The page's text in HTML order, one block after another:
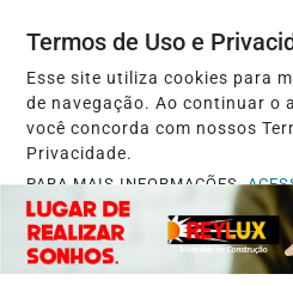
Ciência & Tecnologia
Política
Saúde
Cultura
Sobre
Termos de Uso e
Esse site utiliza cookies para
de navegação. Ao continuar o
você concorda com nossos
Privacidade.
PARA MAIS INFORMAÇÕES,
CLICANDO AQUI